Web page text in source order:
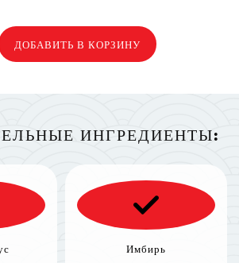
ДОБАВИТЬ В КОРЗИНУ
ИНГРЕДИЕНТЫ:
Имбирь